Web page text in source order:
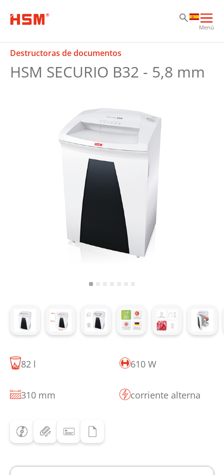
Menú
Destructoras de documentos
HSM SECURIO B32 - 5,8 mm
82 l 610 W
310 mm corriente alterna